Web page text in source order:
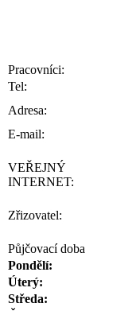
Pracovníci:
Tel:
Adresa:
E-mail:
VEŘEJNÝ
INTERNET:
Zřizovatel:
Půjčovací doba
Pondělí:
Úterý:
Středa: